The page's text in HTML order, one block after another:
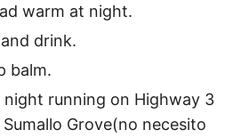
warm at night.
drink.
balm.
night running on Highway 3
Grove(no necesito